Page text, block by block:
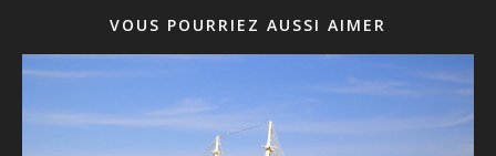
VOUS POURRIEZ AUSSI AIMER